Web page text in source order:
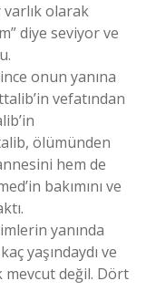
olarak
diye seviyor ve
onun yanına
vefatından
ölümünden
hem de
bakımını ve
yanında
yaşındaydı ve
mevcut değil. Dört